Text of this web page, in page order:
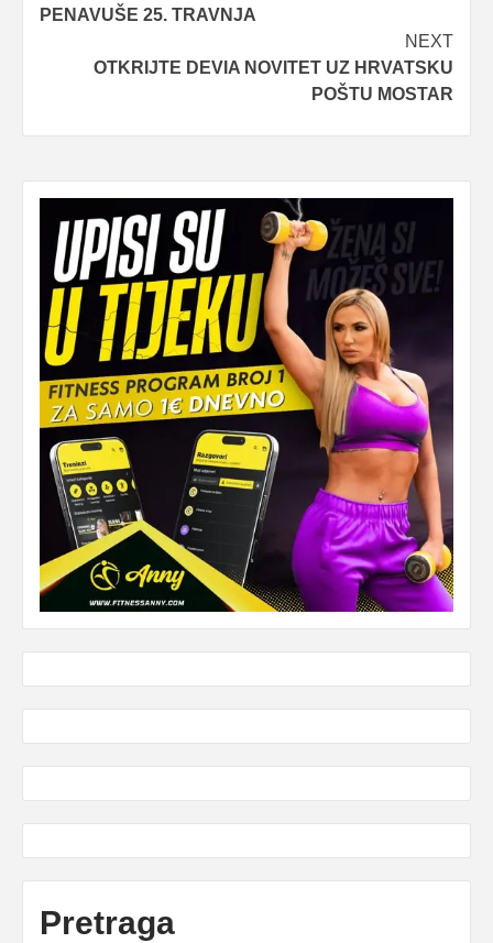
PENAVUŠE 25. TRAVNJA
NEXT
OTKRIJTE DEVIA NOVITET UZ HRVATSKU
POŠTU MOSTAR
Pretraga